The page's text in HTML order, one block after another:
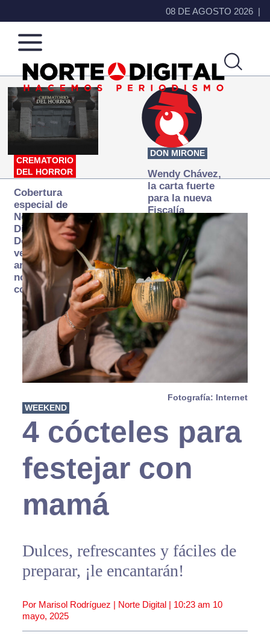
08 DE AGOSTO 2026
Norte
de
Ciudad
Más
que
noticias,
hacemos periodismo
CREMATORIO
DEL HORROR
Cobertura
especial de
Norte
Digital:
Donde la
verdad
arde… pero
no se
consume
DON MIRONE
Wendy Chávez,
la carta fuerte
para la nueva
Fiscalía
autónoma
Fotografía: Internet
WEEKEND
4 cócteles para
festejar con
mamá
Dulces, refrescantes y fáciles de
preparar, ¡le encantarán!
Por Marisol Rodríguez | Norte Digital | 10:23 am 10
mayo, 2025